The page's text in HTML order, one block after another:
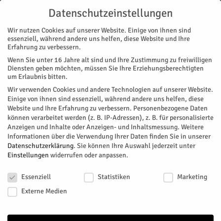
Start Alles steht Kopf 2
Datenschutzeinstellungen
Wir nutzen Cookies auf unserer Website. Einige von ihnen sind
essenziell, während andere uns helfen, diese Website und Ihre
Erfahrung zu verbessern.
Wenn Sie unter 16 Jahre alt sind und Ihre Zustimmung zu freiwilligen
Diensten geben möchten, müssen Sie Ihre Erziehungsberechtigten
um Erlaubnis bitten.
Wir verwenden Cookies und andere Technologien auf unserer Website.
Einige von ihnen sind essenziell, während andere uns helfen, diese
Website und Ihre Erfahrung zu verbessern. Personenbezogene Daten
können verarbeitet werden (z. B. IP-Adressen), z. B. für personalisierte
Anzeigen und Inhalte oder Anzeigen- und Inhaltsmessung. Weitere
Informationen über die Verwendung Ihrer Daten finden Sie in unserer
Datenschutzerklärung. Sie können Ihre Auswahl jederzeit unter
Einstellungen widerrufen oder anpassen.
Essenziell
Statistiken
Marketing
Externe Medien